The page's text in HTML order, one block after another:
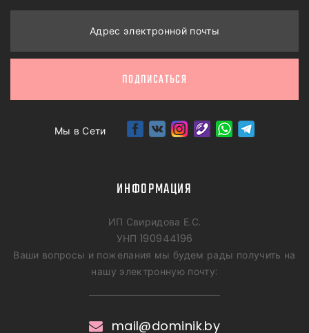
Адрес электронной почты
ПОДПИСАТЬСЯ
Мы в Сети
ИНФОРМАЦИЯ
ИП Свиридова Е.С.
УНП 190944196
Ваши вопросы и пожелания мы будем рады получить на
нашу электронную почту:
mail@dominik.by